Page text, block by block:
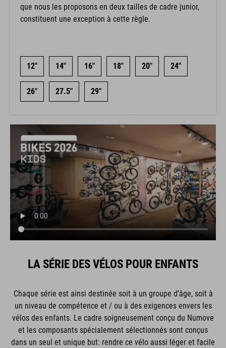
que nous les proposons en deux tailles de cadre junior,
constituent une exception à cette règle.
12" 14" 16" 18" 20" 24"
26" 27.5" 29"
LA SÉRIE DES VÉLOS POUR ENFANTS
Chaque série est ainsi destinée soit à un groupe d’âge, soit à
un niveau de compétence et / ou à des exigences envers les
vélos des enfants. Le cadre soigneusement conçu du Numove
et les composants spécialement sélectionnés sont conçus
dans un seul et unique but: rendre ce vélo aussi léger et facile